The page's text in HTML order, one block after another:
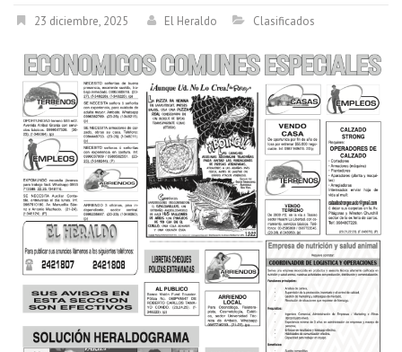
23 diciembre, 2025 El Heraldo Clasificados